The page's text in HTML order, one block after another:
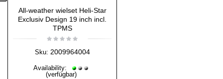
All-weather wielset Heli-Star
Exclusiv Design 19 inch incl.
TPMS
Sku: 2009964004
Availability:
(verfügbar)